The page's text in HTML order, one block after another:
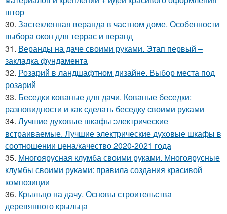
штор
30. Застекленная веранда в частном доме. Особенности
выбора окон для террас и веранд
31. Веранды на даче своими руками. Этап первый –
закладка фундамента
32. Розарий в ландшафтном дизайне. Выбор места под
розарий
33. Беседки кованые для дачи. Кованые беседки:
разновидности и как сделать беседку своими руками
34. Лучшие духовые шкафы электрические
встраиваемые. Лучшие электрические духовые шкафы в
соотношении цена/качество 2020-2021 года
35. Многоярусная клумба своими руками. Многоярусные
клумбы своими руками: правила создания красивой
композиции
36. Крыльцо на дачу. Основы строительства
деревянного крыльца